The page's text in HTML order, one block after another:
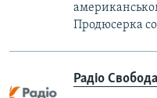
Продюсерка
Радіо Свобода